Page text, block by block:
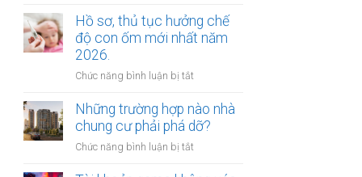
thế
nào?
yêu
cầu
không?
được
ly
chia
sản
sau
Hồ sơ, thủ tục hưởng chế
độ con ốm mới nhất năm
2026.
Chức năng bình luận bị tắt
sơ,
thủ
hưởng
Những trường hợp nào nhà
chung cư phải phá dỡ?
Chức năng bình luận bị tắt